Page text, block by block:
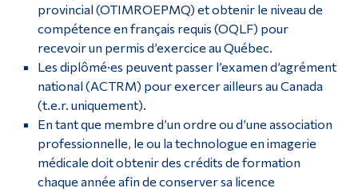
provincial (OTIMROEPMQ) et obtenir le niveau de
compétence en français requis (OQLF) pour
recevoir un permis d’exercice au Québec.
Les diplômé·es peuvent passer l’examen d’agrément
national (ACTRM) pour exercer ailleurs au Canada
(t.e.r. uniquement).
En tant que membre d’un ordre ou d’une association
professionnelle, le ou la technologue en imagerie
médicale doit obtenir des crédits de formation
chaque année afin de conserver sa licence